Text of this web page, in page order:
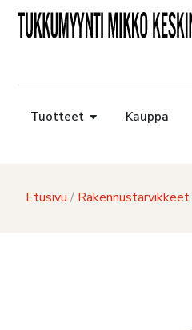
Tuotteet Kauppa
Etusivu / Rakennustarvikkeet